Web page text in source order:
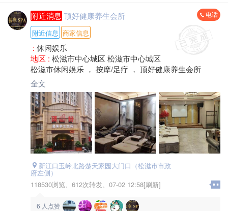
附近消息 顶好健康养生会所 电话
附近信息 商家信息
: 休闲娱乐
地区 : 松滋市中心城区 松滋市中心城区
松滋市休闲娱乐 ， 按摩/足疗 ， 顶好健康养生会所
全文
新江口玉岭北路楚天家园大门口（松滋市市政
府左侧）
118530浏览、 612次转发、 07-02 12:58[刷新]
6 人点赞